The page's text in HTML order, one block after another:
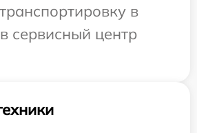
в
сервисный центр